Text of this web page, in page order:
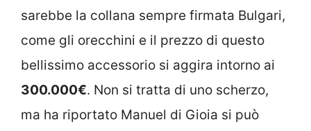
sarebbe la collana sempre firmata Bulgari,
come gli orecchini e il prezzo di questo
bellissimo accessorio si aggira intorno ai
300.000€. Non si tratta di uno scherzo,
ma ha riportato Manuel di Gioia si può